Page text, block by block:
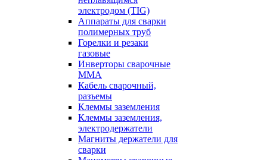
электродом (TIG)
Аппараты для сварки
полимерных труб
Горелки и резаки
газовые
Инверторы сварочные
ММА
Кабель сварочный,
разъемы
Клеммы заземления
Клеммы заземления,
электродержатели
Магниты держатели для
сварки